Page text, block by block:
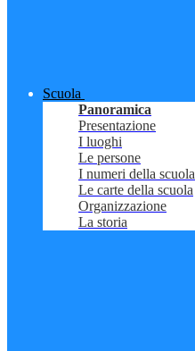
Scuola
Panoramica
Presentazione
I luoghi
Le persone
I numeri della scuola
Le carte della scuola
Organizzazione
La storia